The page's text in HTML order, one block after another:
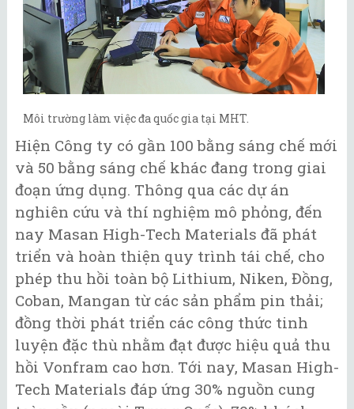
Môi trường làm việc đa quốc gia tại MHT.
Hiện Công ty có gần 100 bằng sáng chế mới
và 50 bằng sáng chế khác đang trong giai
đoạn ứng dụng. Thông qua các dự án
nghiên cứu và thí nghiệm mô phỏng, đến
nay Masan High-Tech Materials đã phát
triển và hoàn thiện quy trình tái chế, cho
phép thu hồi toàn bộ Lithium, Niken, Đồng,
Coban, Mangan từ các sản phẩm pin thải;
đồng thời phát triển các công thức tinh
luyện đặc thù nhằm đạt được hiệu quả thu
hồi Vonfram cao hơn. Tới nay, Masan High-
Tech Materials đáp ứng 30% nguồn cung